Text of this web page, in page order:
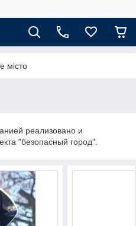
місто
реализовано и
"безопасный город".